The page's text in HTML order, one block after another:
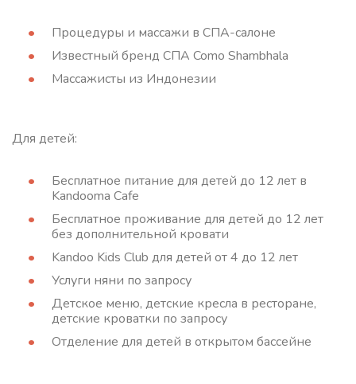
Процедуры и массажи в СПА-салоне
Известный бренд СПА Como Shambhala
Массажисты из Индонезии
Для детей:
Бесплатное питание для детей до 12 лет в
Kandooma Cafe
Бесплатное проживание для детей до 12 лет
без дополнительной кровати
Kandoo Kids Club для детей от 4 до 12 лет
Услуги няни по запросу
Детское меню, детские кресла в ресторане,
детские кроватки по запросу
Отделение для детей в открытом бассейне